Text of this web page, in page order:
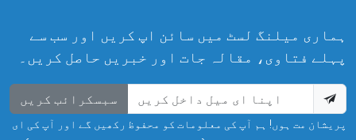
ہماری میلنگ لسٹ میں سائن اپ کریں اور سب سے
پہلے فتاوی، مقالہ جات اور خبریں حاصل کریں۔
سبسکرائب کریں
پریشان مت ہوں! ہم آپ کی معلومات کو محفوظ رکھیں گے اور آپ کی ای